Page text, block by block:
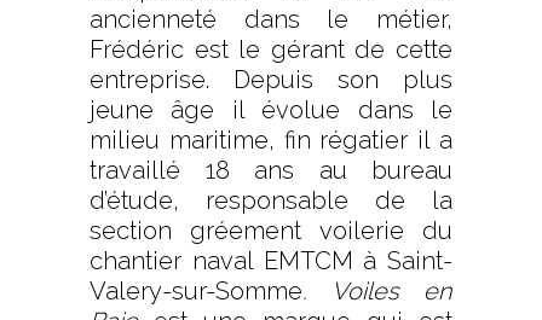
ancienneté dans le métier,
Frédéric est le gérant de cette
entreprise. Depuis son plus
jeune âge il évolue dans le
milieu maritime, fin régatier il a
travaillé 18 ans au bureau
d’étude, responsable de la
section gréement voilerie du
chantier naval EMTCM à Saint-
Valery-sur-Somme. Voiles en